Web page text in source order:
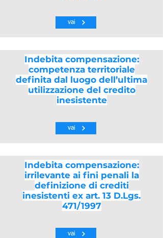
vai
Indebita compensazione:
competenza territoriale
definita dal luogo dell’ultima
utilizzazione del credito
inesistente
vai
Indebita compensazione:
irrilevante ai fini penali la
definizione di crediti
inesistenti ex art. 13 D.Lgs.
471/1997
vai